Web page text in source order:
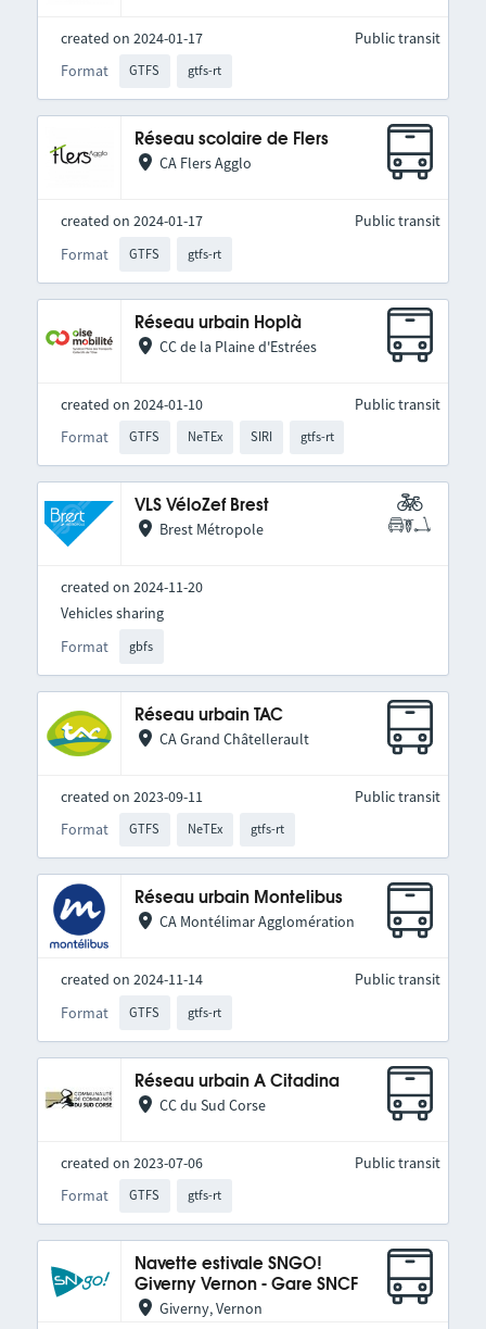
created on 2024-01-17
Format
GTFS gtfs-rt
Public transit
Réseau scolaire de Flers
CA Flers Agglo
created on 2024-01-17
Format
GTFS gtfs-rt
Public transit
Réseau urbain Hoplà
CC de la Plaine d'Estrées
created on 2024-01-10
Format
GTFS NeTEx SIRI gtfs-rt
Public transit
VLS VéloZef Brest
Brest Métropole
created on 2024-11-20
Format gbfs
Vehicles sharing
Réseau urbain TAC
CA Grand Châtellerault
created on 2023-09-11
Format
GTFS NeTEx gtfs-rt
Public transit
Réseau urbain Montelibus
CA Montélimar Agglomération
created on 2024-11-14
Format
GTFS gtfs-rt
Public transit
Réseau urbain A Citadina
CC du Sud Corse
created on 2023-07-06
Format
GTFS gtfs-rt
Public transit
Navette estivale SNGO!
Giverny Vernon - Gare SNCF
Giverny, Vernon